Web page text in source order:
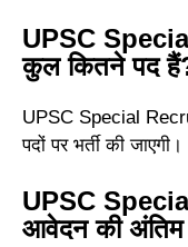
UPSC
कुल कितने पद
UPSC Special
पदों पर भर्ती की जाएगी।
UPSC
आवेदन की अंतिम